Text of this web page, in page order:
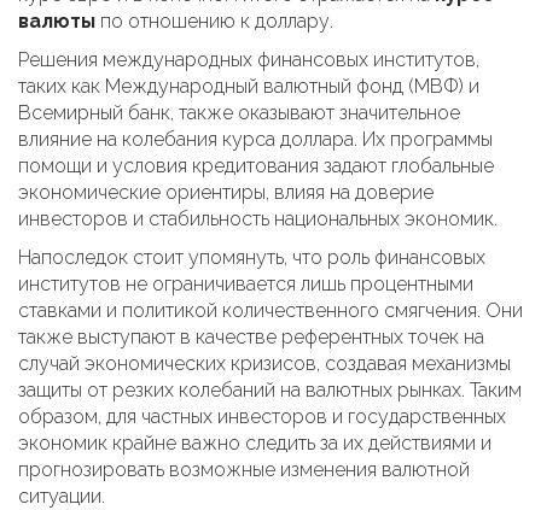
валюты по отношению к доллару.
Решения международных финансовых институтов,
таких как Международный валютный фонд (МВФ) и
Всемирный банк, также оказывают значительное
влияние на колебания курса доллара. Их программы
помощи и условия кредитования задают глобальные
экономические ориентиры, влияя на доверие
инвесторов и стабильность национальных экономик.
Напоследок стоит упомянуть, что роль финансовых
институтов не ограничивается лишь процентными
ставками и политикой количественного смягчения. Они
также выступают в качестве референтных точек на
случай экономических кризисов, создавая механизмы
защиты от резких колебаний на валютных рынках. Таким
образом, для частных инвесторов и государственных
экономик крайне важно следить за их действиями и
прогнозировать возможные изменения валютной
ситуации.